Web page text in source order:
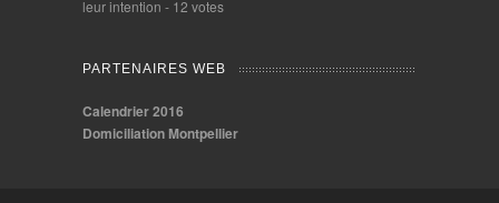
leur intention - 12 votes
PARTENAIRES WEB
Calendrier 2016
Domiciliation Montpellier